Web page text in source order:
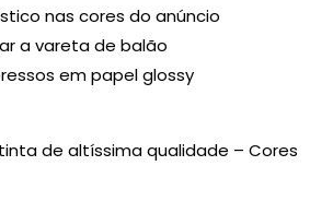
nas cores do anúncio
a vareta de balão
em papel glossy
de altíssima qualidade – Cores